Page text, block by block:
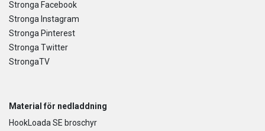
Stronga Facebook
Stronga Instagram
Stronga Pinterest
Stronga Twitter
StrongaTV
Material för nedladdning
HookLoada SE broschyr